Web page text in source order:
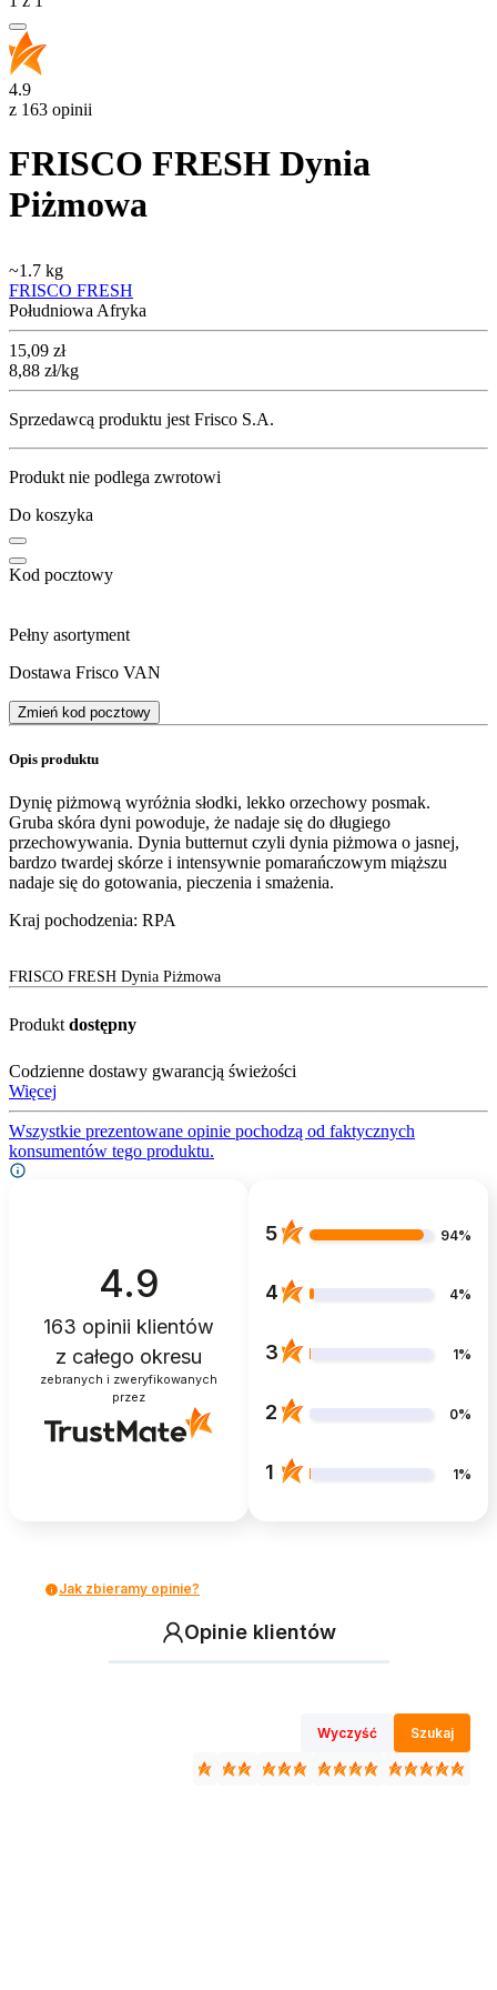
4.9
z 163 opinii
FRISCO FRESH Dynia
Piżmowa
~1.7 kg
FRISCO FRESH
Południowa Afryka
Cena
15,09 zł
8,88 zł/kg
Sprzedawcą produktu jest Frisco S.A.
Produkt nie podlega zwrotowi
Do koszyka
Kod pocztowy
Pełny asortyment
Dostawa Frisco VAN
Zmień kod pocztowy
Opis produktu
Dynię piżmową wyróżnia słodki, lekko orzechowy posmak.
Gruba skóra dyni powoduje, że nadaje się do długiego
przechowywania. Dynia butternut czyli dynia piżmowa o jasnej,
bardzo twardej skórze i intensywnie pomarańczowym miąższu
nadaje się do gotowania, pieczenia i smażenia.
Kraj pochodzenia: RPA
FRISCO FRESH Dynia Piżmowa
Produkt dostępny
Codzienne dostawy gwarancją świeżości
Więcej
Wszystkie prezentowane opinie pochodzą od faktycznych
konsumentów tego produktu.
4.9
163 opinii klientów
z całego okresu
zebranych i zweryfikowanych
przez
5 94%
4 4%
3 1%
2 0%
1 1%
Jak zbieramy opinie?
Opinie klientów
Wyczyść Szukaj